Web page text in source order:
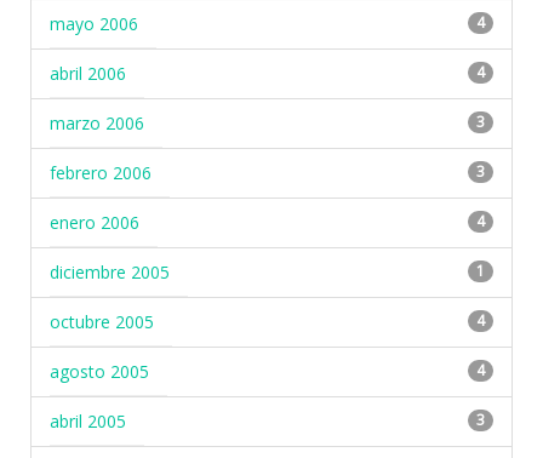
mayo 2006 4
abril 2006 4
marzo 2006 3
febrero 2006 3
enero 2006 4
diciembre 2005 1
octubre 2005 4
agosto 2005 4
abril 2005 3